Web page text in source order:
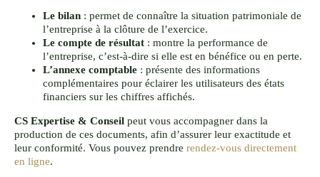
Le bilan : permet de connaître la situation patrimoniale de
l’entreprise à la clôture de l’exercice.
Le compte de résultat : montre la performance de
l’entreprise, c’est-à-dire si elle est en bénéfice ou en perte.
L’annexe comptable : présente des informations
complémentaires pour éclairer les utilisateurs des états
financiers sur les chiffres affichés.
CS Expertise & Conseil peut vous accompagner dans la
production de ces documents, afin d’assurer leur exactitude et
leur conformité. Vous pouvez prendre rendez-vous directement
en ligne.